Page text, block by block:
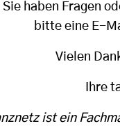
Sie haben Fragen
bitte eine E-
Vielen
Ihre
ist ein